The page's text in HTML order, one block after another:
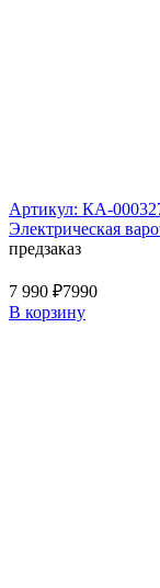
Артикул: КА-
Электрическая
предзаказ
7 990 ₽7990
В корзину